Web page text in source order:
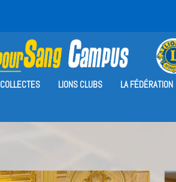
COLLECTES LIONS CLUBS LA FÉDÉRATION